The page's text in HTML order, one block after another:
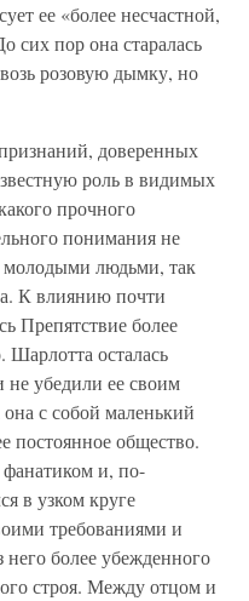
ее «более несчастной,
сих пор она старалась
розовую дымку, но
доверенных
роль в видимых
прочного
понимания не
молодыми людьми, так
К влиянию почти
Препятствие более
Шарлотта осталась
не убедили ее своим
с собой маленький
постоянное общество.
и, по-
в узком круге
требованиями и
него более убежденного
строя. Между отцом и